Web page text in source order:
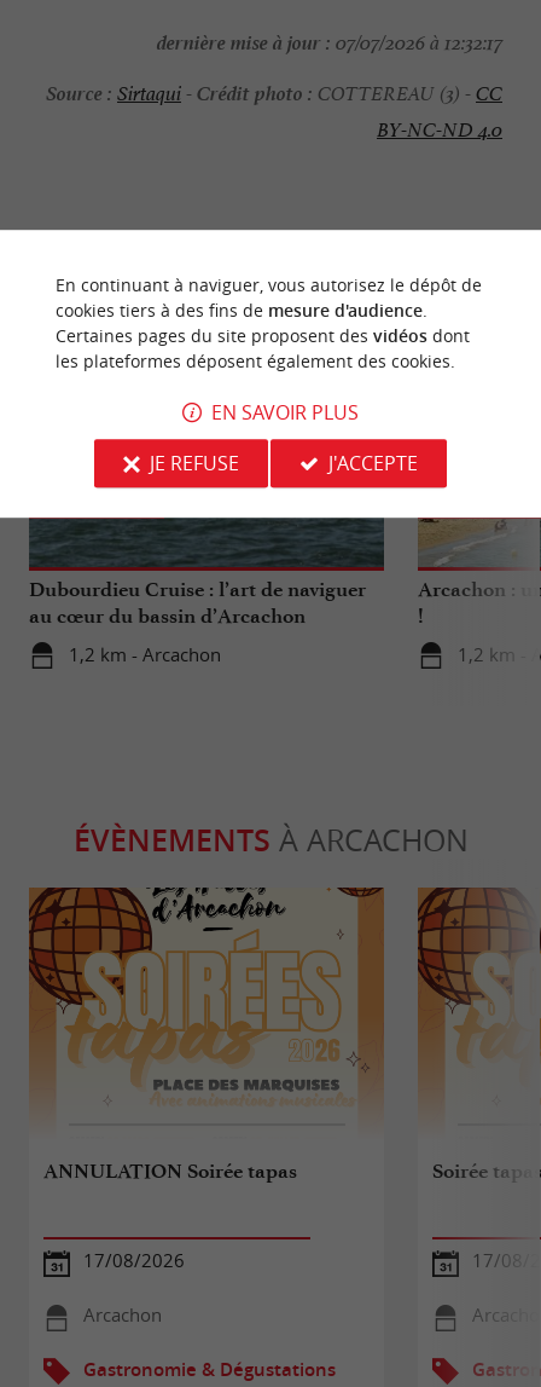
dernière mise à jour : 07/07/2026 à 12:32:17
Source : Sirtaqui-Crédit photo : COTTEREAU (3) -CC
BY-NC-ND 4.0
NOUS AVONS TESTÉPOUR VOUS
Dubourdieu Cruise : l’art de naviguer
au cœur du bassin d’Arcachon
1,2 km - Arcachon
Arcachon :
!
1,2 km -
ÉVÈNEMENTS À ARCACHON
ANNULATION Soirée tapas
17/08/2026
Arcachon
Gastronomie & Dégustations
Soirée
17/08/
En continuant à naviguer, vous autorisez le dépôt de
cookies tiers à des fins de mesure d'audience.
Certaines pages du site proposent des vidéosdont
les plateformes déposent également des cookies.
EN SAVOIR PLUS
JE REFUSE
J'ACCEPTE